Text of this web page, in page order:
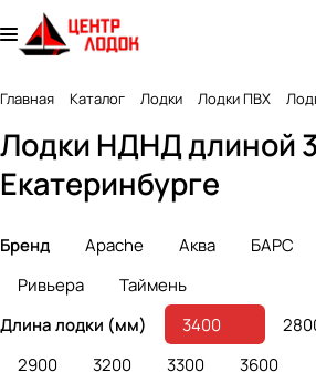
Главная Каталог Лодки Лодки ПВХ
Лодки НДНД длиной
Екатеринбурге
Бренд Apache Аква
БАРС
Ривьера
Таймень
Длина лодки (мм)
2900
3200 3300
3400
3600